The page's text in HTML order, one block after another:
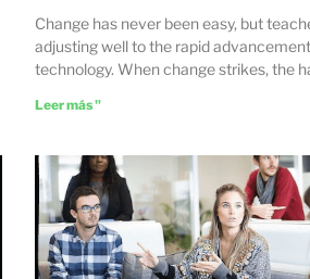
Change has never been easy, but
adjusting well to the rapid
technology. When change strikes, the
Leer más "